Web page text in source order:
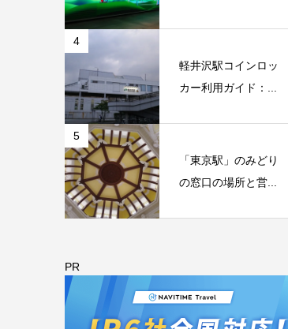
4
軽井沢駅コインロッ
カー利用ガイド：...
5
「東京駅」のみどり
の窓口の場所と営...
PR